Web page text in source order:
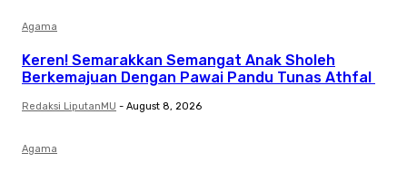
Agama
Keren! Semarakkan Semangat Anak Sholeh
Berkemajuan Dengan Pawai Pandu Tunas Athfal
Redaksi LiputanMU - August 8, 2026
Agama